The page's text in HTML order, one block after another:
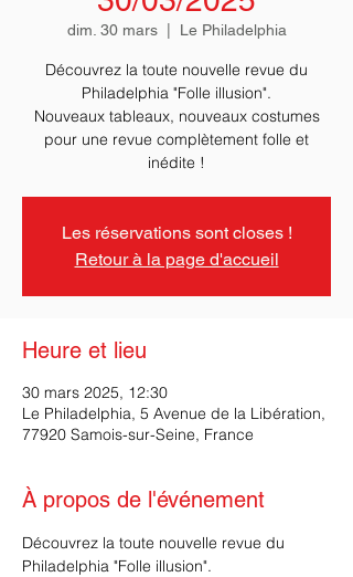
dim. 30 mars
  |
Le Philadelphia
Découvrez la toute nouvelle revue du
Philadelphia "Folle illusion".
Nouveaux tableaux, nouveaux costumes
pour une revue complètement folle et
Les réservations sont closes !
Retour à la page d'accueil
Heure et lieu
30 mars 2025, 12:30
Le Philadelphia, 5 Avenue de la Libération,
77920 Samois-sur-Seine, France
À propos de l'événement
Découvrez la toute nouvelle revue du
Philadelphia "Folle illusion".